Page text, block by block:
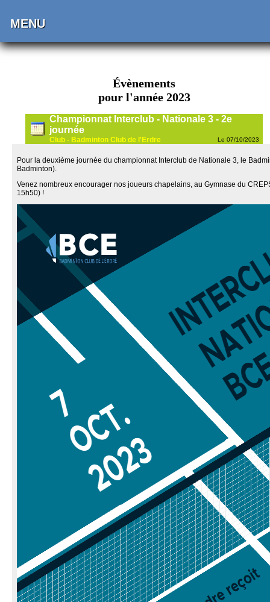
MENU
Évènements
pour l'année 2023
Championnat Interclub - Nationale 3 - 2e
journée
Club - Badminton Club de l'Erdre Le 07/10/2023
Pour la deuxième journée du championnat Interclub de Nationale 3, le
Badminton).
Venez nombreux encourager nos joueurs chapelains, au Gymnase du
15h50) !